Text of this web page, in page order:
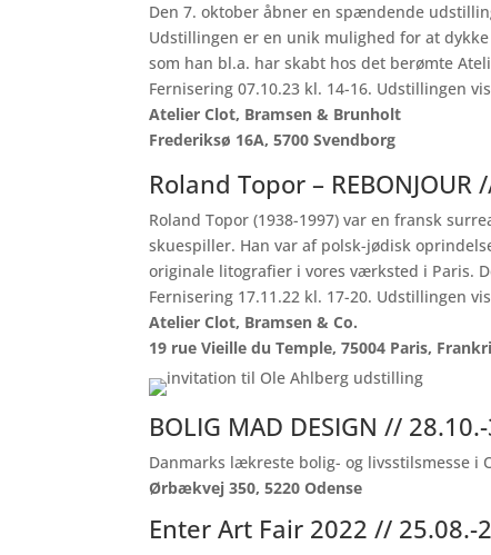
Den 7. oktober åbner en spændende
Udstillingen er en unik mulighed for at
som han bl.a. har skabt hos det berømte
Fernisering 07.10.23 kl. 14-16. Udstillingen
Atelier Clot, Bramsen & Brunholt
Frederiksø 16A, 5700 Svendborg
Roland Topor –
Roland Topor (1938-1997) var en fransk
skuespiller. Han var af polsk-jødisk
originale litografier i vores værksted i Paris.
Fernisering 17.11.22 kl. 17-20. Udstillingen
Atelier Clot, Bramsen & Co.
19 rue Vieille du Temple, 75004 Paris,
BOLIG MAD DESIGN //
Danmarks lækreste bolig- og livsstilsmesse i
Ørbækvej 350, 5220 Odense
Enter Art Fair 2022 // 25.08.-